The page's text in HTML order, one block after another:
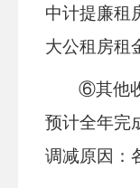
中计提廉租
大公租房租
⑥其他
预计全年完
调减原因：